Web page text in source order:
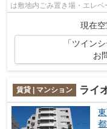
は敷地内ごみ置き場・エレベ
るので便利です。こちらの物
現在空
「ツイン
お
賃貸 | マンション ライ